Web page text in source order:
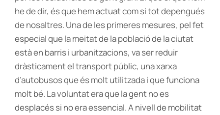
he de dir, és que hem actuat com si tot depengués
de nosaltres. Una de les primeres mesures, pel fet
especial que la meitat de la població de la ciutat
està en barris i urbanitzacions, va ser reduir
dràsticament el transport públic, una xarxa
d’autobusos que és molt utilitzada i que funciona
molt bé. La voluntat era que la gent no es
desplacés si no era essencial. A nivell de mobilitat